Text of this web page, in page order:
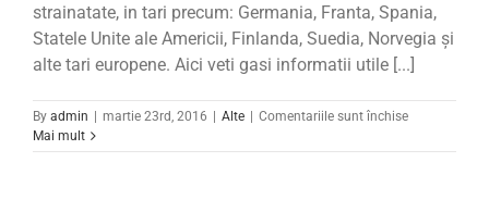
strainatate, in tari precum: Germania, Franta, Spania,
Statele Unite ale Americii, Finlanda, Suedia, Norvegia și
alte tari europene. Aici veti gasi informatii utile [...]
By admin martie 23rd, 2016 Alte Comentariile sunt închisepentru
in
Mai mult